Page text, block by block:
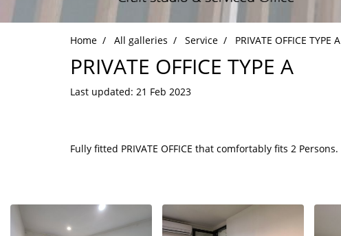
Home All galleries Service PRIVATE OFFICE TYPE A
PRIVATE OFFICE TYPE A
Last updated: 21 Feb 2023
Fully fitted PRIVATE OFFICE that comfortably fits 2 Persons.